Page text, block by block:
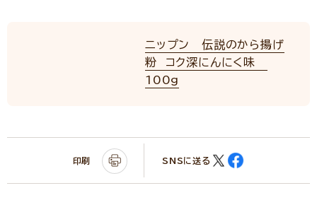
ニップン 伝説のから揚げ
粉 コク深にんにく味
100g
印刷 SNSに送る